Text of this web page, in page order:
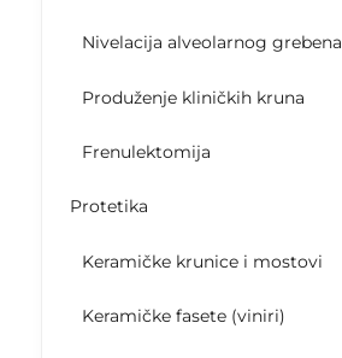
Nivelacija alveolarnog grebena
Produženje kliničkih kruna
Frenulektomija
Protetika
Keramičke krunice i mostovi
Keramičke fasete (viniri)